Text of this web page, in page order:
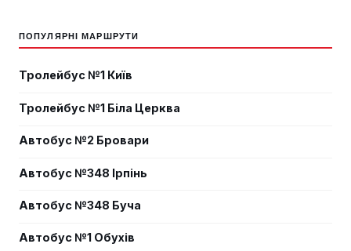
ПОПУЛЯРНІ МАРШРУТИ
Тролейбус №1 Київ
Тролейбус №1 Біла Церква
Автобус №2 Бровари
Автобус №348 Ірпінь
Автобус №348 Буча
Автобус №1 Обухів